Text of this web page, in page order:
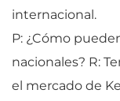
internacional.
P: ¿Cómo
nacionales? R:
el mercado de